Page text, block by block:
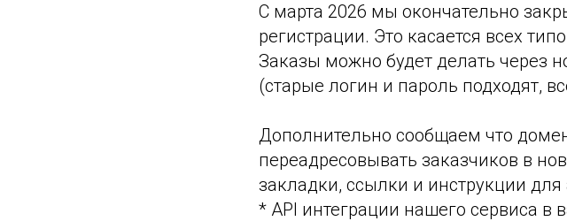
С марта 2026 мы окончательно
регистрации. Это касается всех
Заказы можно будет делать через
(старые логин и пароль подходят,
Дополнительно сообщаем что
переадресовывать заказчиков в
закладки, ссылки и инструкции для
* API интеграции нашего сервиса в